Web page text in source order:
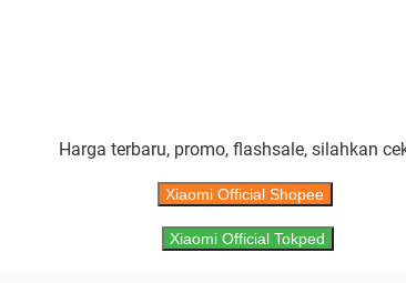
Harga terbaru, promo, flashsale, silahkan
Xiaomi Official Shopee
Xiaomi Official Tokped